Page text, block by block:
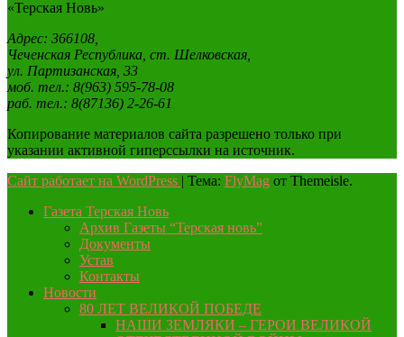
«Терская Новь»
Адрес: 366108,
Чеченская Республика, ст. Шелковская,
ул. Партизанская, 33
моб. тел.: 8(963) 595-78-08
раб. тел.: 8(87136) 2-26-61
Копирование материалов сайта разрешено только при
указании активной гиперссылки на источник.
Сайт работает на WordPress | Тема: FlyMag от Themeisle.
Газета Терская Новь
Архив Газеты “Терская новь”
Документы
Устав
Контакты
Новости
80 ЛЕТ ВЕЛИКОЙ ПОБЕДЕ
НАШИ ЗЕМЛЯКИ – ГЕРОИ ВЕЛИКОЙ